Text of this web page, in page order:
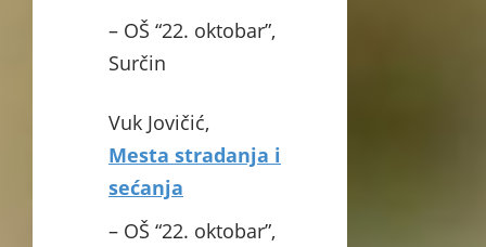
– OŠ “22. oktobar”,
Surčin
Vuk Jovičić,
Mesta stradanja i
sećanja
– OŠ “22. oktobar”,